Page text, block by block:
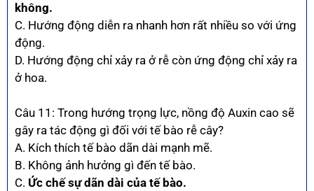
không.
C. Hướng động diễn ra nhanh hơn rất nhiều so với ứng
động.
D. Hướng động chỉ xảy ra ở rễ còn ứng động chỉ xảy ra
ở hoa.
Câu 11: Trong hướng trọng lực, nồng độ Auxin cao sẽ
gây ra tác động gì đối với tế bào rễ cây?
A. Kích thích tế bào dãn dài mạnh mẽ.
B. Không ảnh hưởng gì đến tế bào.
C. Ức chế sự dãn dài của tế bào.